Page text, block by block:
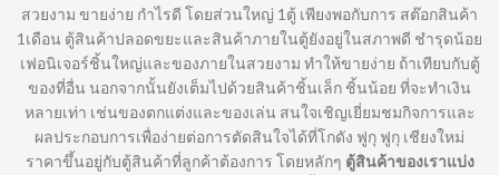
สวยงาม ขายง่าย กำไรดี โดยส่วนใหญ่ 1ตู้ เพียงพอกับการ สต๊อกสินค้า
1เดือน ตู้สินค้าปลอดขยะและสินค้าภายในตู้ยังอยู่ในสภาพดี ชำรุดน้อย
เฟอนิเจอร์ชิ้นใหญ่และของภายในสวยงาม ทำให้ขายง่าย ถ้าเทียบกับตู้
ของที่อื่น นอกจากนั้นยังเต็มไปด้วยสินค้าชิ้นเล็ก ชิ้นน้อย ที่จะทำเงิน
หลายเท่า เช่นของตกแต่งและของเล่น สนใจเชิญเยี่ยมชมกิจการและ
ผลประกอบการเพื่อง่ายต่อการตัดสินใจได้ที่โกดัง ฟูกุ ฟูกุ เชียงใหม่
ราคาขึ้นอยู่กับตู้สินค้าที่ลูกค้าต้องการ โดยหลักๆ ตู้สินค้าของเราแบ่ง